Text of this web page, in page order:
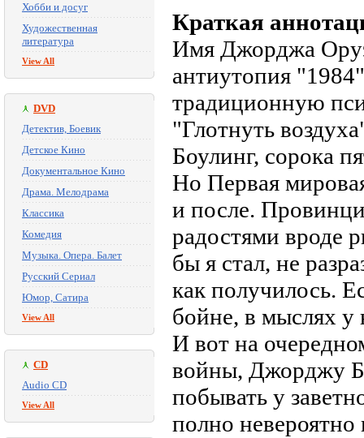
Хобби и досуг
Художественная
литература
View All
DVD
Детектив, Боевик
Детское Кино
Документальное Кино
Драма. Мелодрама
Классика
Комедия
Музыка. Опера. Балет
Русский Сериал
Юмор, Сатира
View All
CD
Audio CD
View All
Краткая
Имя Джорджа
антиутопия
традиционную
"Глотнуть
Боулинг, сорока
Но Первая
и после.
радостями вроде
бы я стал, не
как получилось.
бойне, в мыслях у
И вот на
войны, Джорджу
побывать у
полно